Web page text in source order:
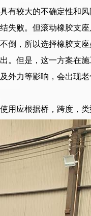
有较大的不确定性和
败。但滚动橡胶支
倒，所以选择橡胶支
。但是，这一方案在
外力等影响，会出现
应根据桥，跨度，